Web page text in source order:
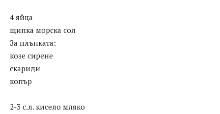
4 яйца
щипка морска сол
За плънката:
козе сирене
скариди
копър
2-3 с.л. кисело мляко